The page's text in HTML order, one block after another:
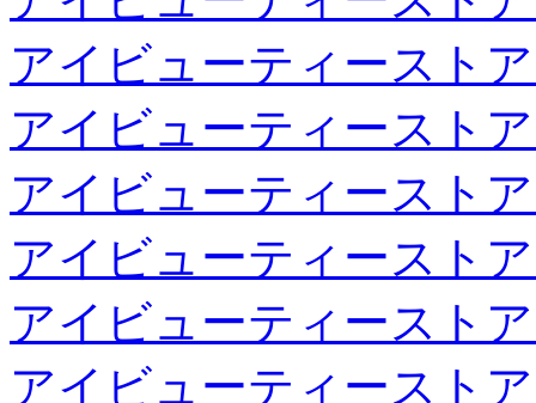
アイビューティースト
アイビューティースト
アイビューティースト
アイビューティースト
アイビューティースト
アイビューティースト